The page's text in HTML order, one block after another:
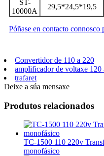
ST-
10000A
29,5*24,5*19,5
Póñase en contacto connosco
Convertidor de 110 a 220
amplificador de voltaxe 120
trafaret
Deixe a súa mensaxe
Produtos relacionados
TC-1500 110 220v
monofásico